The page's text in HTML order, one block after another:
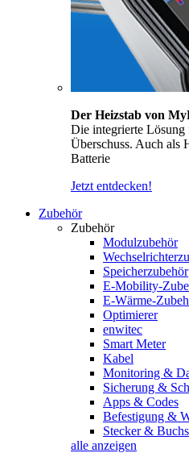
Der Heizstab von
Die integrierte
Überschuss. Auch als
Batterie
Jetzt entdecken!
Zubehör
Zubehör
Modulzubehör
Speicherzubehör
E-Mobility-
E-Wärme-
Optimierer
enwitec
Smart Meter
Kabel
Monitoring &
Sicherung &
Apps & Codes
Befestigung &
Stecker &
alle anzeigen